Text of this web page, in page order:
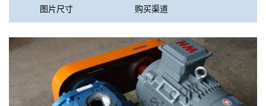
图片尺寸 购买渠道